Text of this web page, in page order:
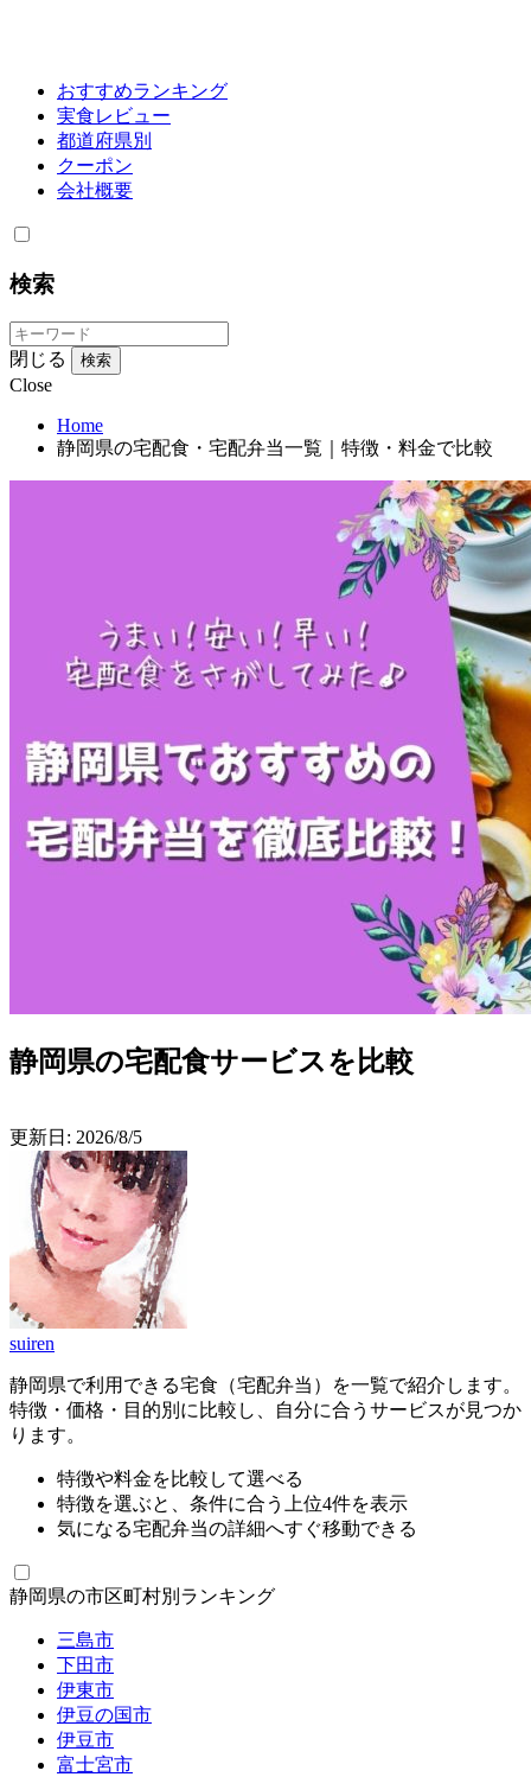
おすすめランキング
実食レビュー
都道府県別
クーポン
会社概要
検索
閉じる 検索
Close
Home
静岡県の宅配食・宅配弁当一覧｜特徴・料金で比較
静岡県の宅配食サービスを比較
更新日: 2026/8/5
suiren
静岡県で利用できる宅食（宅配弁当）を一覧で紹介します。
特徴・価格・目的別に比較し、自分に合うサービスが見つか
ります。
特徴や料金を比較して選べる
特徴を選ぶと、条件に合う上位4件を表示
気になる宅配弁当の詳細へすぐ移動できる
静岡県の市区町村別ランキング
三島市
下田市
伊東市
伊豆の国市
伊豆市
富士宮市